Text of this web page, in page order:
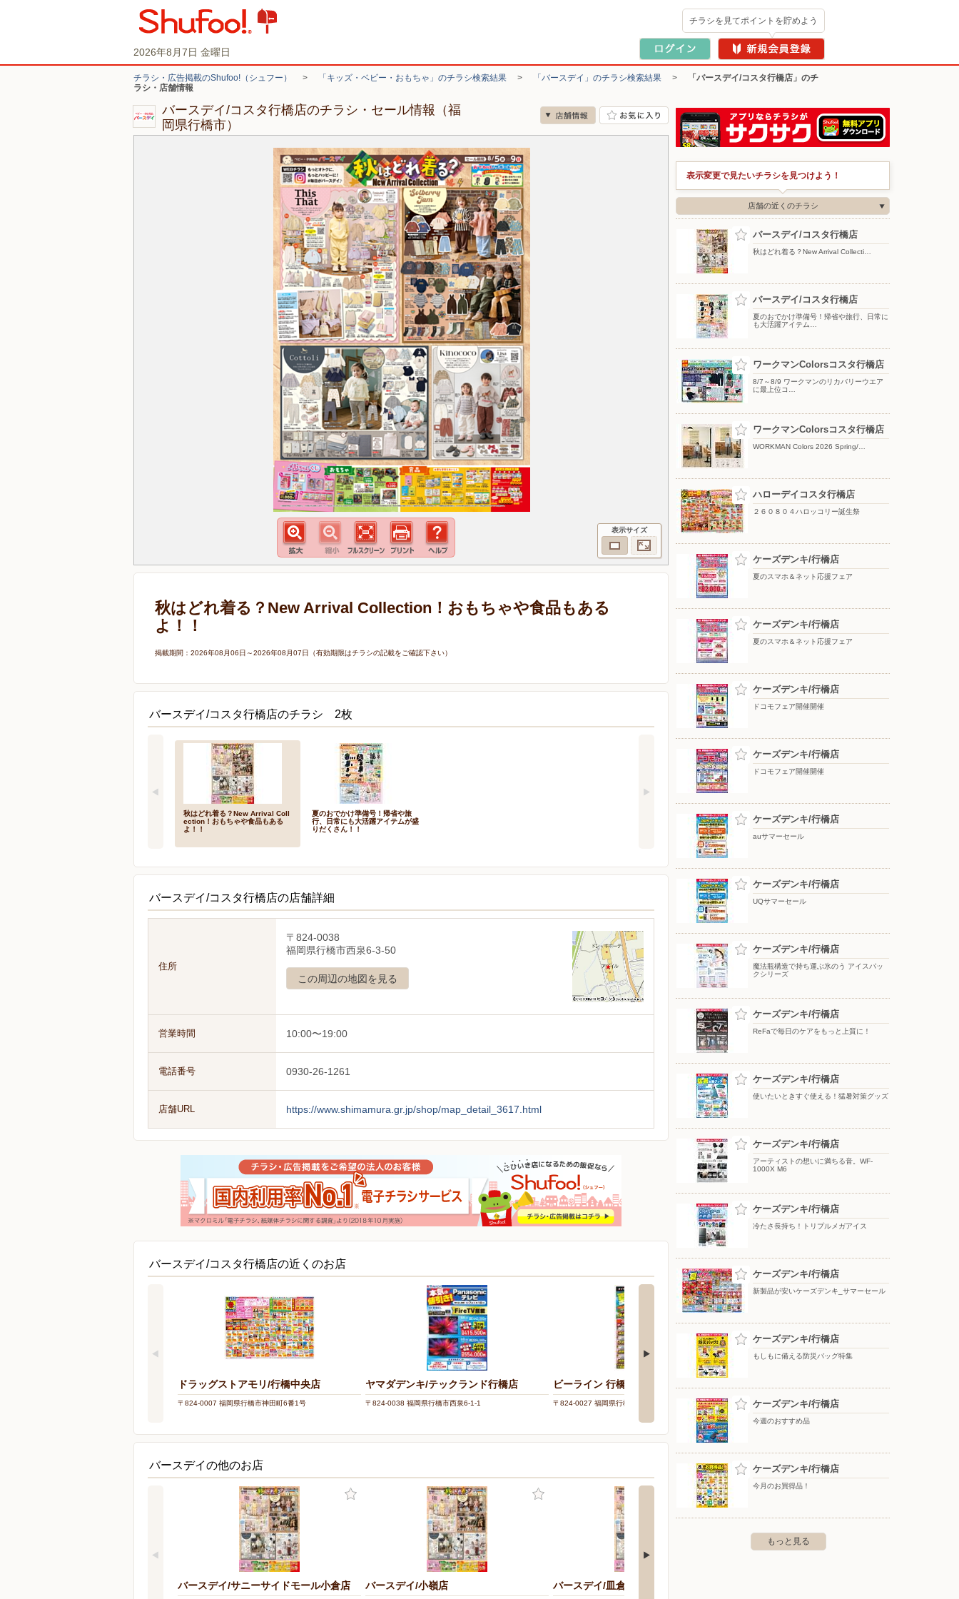
2026年8月7日 金曜日
チラシを見てポイントを貯めよう
チラシ・広告掲載のShufoo!（シュフー） > 「キッズ・ベビー・おもちゃ」のチラシ検索結果 > 「バースデイ」のチラシ検索結果 >
「バースデイ/コスタ行橋店」のチ
ラシ・店舗情報
バースデイ/コスタ行橋店のチラシ・セール情報（福
岡県行橋市）
表示サイズ
秋はどれ着る？New Arrival Collection！おもちゃや食品もある
よ！！
掲載期間：2026年08月06日～2026年08月07日（有効期限はチラシの記載をご確認下さい）
バースデイ/コスタ行橋店のチラシ 2枚
秋はどれ着る？New Arrival Coll
ection！おもちゃや食品もある
よ！！
夏のおでかけ準備号！帰省や旅
行、日常にも大活躍アイテムが盛
りだくさん！！
バースデイ/コスタ行橋店の店舗詳細
住所
〒824-0038
福岡県行橋市西泉6-3-50
この周辺の地図を見る
営業時間 10:00〜19:00
電話番号 0930-26-1261
店舗URL https://www.shimamura.gr.jp/shop/map_detail_3617.html
バースデイ/コスタ行橋店の近くのお店
ドラッグストアモリ/行橋中央店
〒824-0007 福岡県行橋市神田町6番1号
ヤマダデンキ/テックランド行橋店
〒824-0038 福岡県行橋市西泉6-1-1
ビーライン 行橋R10号店
〒824-0027 福岡県行橋市高瀬198－55 〒800-0341 福岡県京都郡苅田町大字下新津518番地1
バースデイの他のお店
バースデイ/サニーサイドモール小倉店 バースデイ/小嶺店 バースデイ/皿倉テラス店
表示変更で見たいチラシを見つけよう！
店舗の近くのチラシ
バースデイ/コスタ行橋店
秋はどれ着る？New Arrival Collecti…
バースデイ/コスタ行橋店
夏のおでかけ準備号！帰省や旅行、日常に
も大活躍アイテム…
ワークマンColorsコスタ行橋店
8/7～8/9 ワークマンのリカバリーウエア
に最上位コ…
ワークマンColorsコスタ行橋店
WORKMAN Colors 2026 Spring/…
ハローデイコスタ行橋店
２６０８０４ハロッコリー誕生祭
ケーズデンキ/行橋店
夏のスマホ＆ネット応援フェア
ケーズデンキ/行橋店
夏のスマホ＆ネット応援フェア
ケーズデンキ/行橋店
ドコモフェア開催開催
ケーズデンキ/行橋店
ドコモフェア開催開催
ケーズデンキ/行橋店
auサマーセール
ケーズデンキ/行橋店
UQサマーセール
ケーズデンキ/行橋店
魔法瓶構造で持ち運ぶ氷のう アイスパッ
クシリーズ
ケーズデンキ/行橋店
ReFaで毎日のケアをもっと上質に！
ケーズデンキ/行橋店
使いたいときすぐ使える！猛暑対策グッズ
ケーズデンキ/行橋店
アーティストの想いに満ちる音。WF-
1000X M6
ケーズデンキ/行橋店
冷たさ長持ち！トリプルメガアイス
ケーズデンキ/行橋店
新製品が安いケーズデンキ_サマーセール
ケーズデンキ/行橋店
もしもに備える防災バッグ特集
ケーズデンキ/行橋店
今週のおすすめ品
ケーズデンキ/行橋店
今月のお買得品！
もっと見る